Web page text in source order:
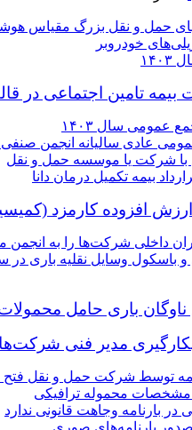
بیمه تامین اجتماعی در
افزوده کارمزد
باری حامل
بکارگیری مدیر فنی